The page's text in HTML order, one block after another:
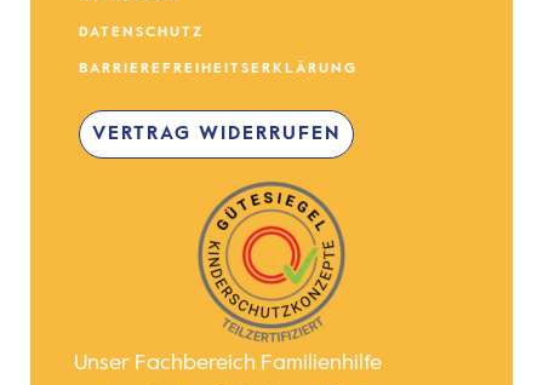
DATENSCHUTZ
BARRIEREFREIHEITSERKLÄRUNG
VERTRAG WIDERRUFEN
Unser Fachbereich Familienhilfe